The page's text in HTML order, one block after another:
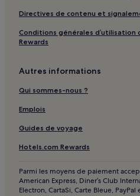
Directives de contenu et
Conditions générales d’utilisation
Rewards
Autres informations
Qui sommes-nous ?
Emplois
Guides de voyage
Hotels.com Rewards
Parmi les moyens de paiement
American Express, Diner’s Club
Electron, CartaSi, Carte Bleue, PayPal